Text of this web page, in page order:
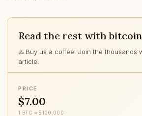
Read the rest with bitcoin
♨️ Buy us a coffee! Join the thousands
article.
PRICE
$7.00
1 BTC ≈ $100,000